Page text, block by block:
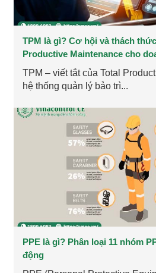
TPM là gì? Cơ hội và thách
Productive Maintenance cho
TPM – viết tắt của Total
hệ thống quản lý bảo trì...
PPE là gì? Phân loại 11 nhóm
động